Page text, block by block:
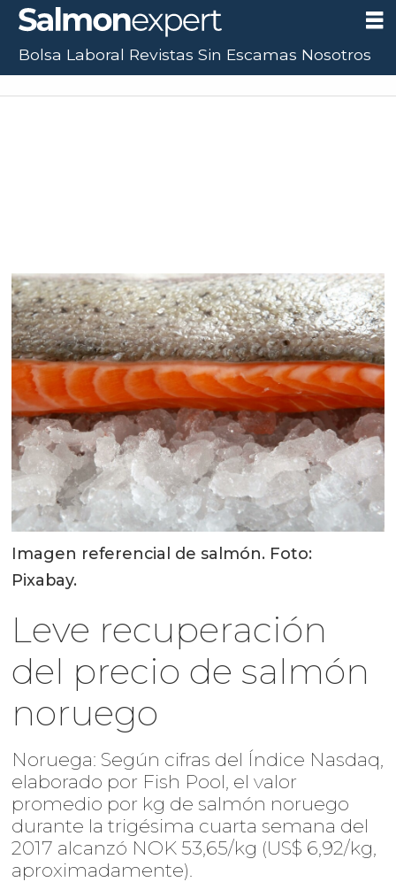
Imagen referencial de salmón. Foto:
Pixabay.
Leve recuperación
del precio de salmón
noruego
Noruega: Según cifras del Índice Nasdaq,
elaborado por Fish Pool, el valor
promedio por kg de salmón noruego
durante la trigésima cuarta semana del
2017 alcanzó NOK 53,65/kg (US$ 6,92/kg,
aproximadamente).
Bolsa Laboral Revistas Sin Escamas Nosotros